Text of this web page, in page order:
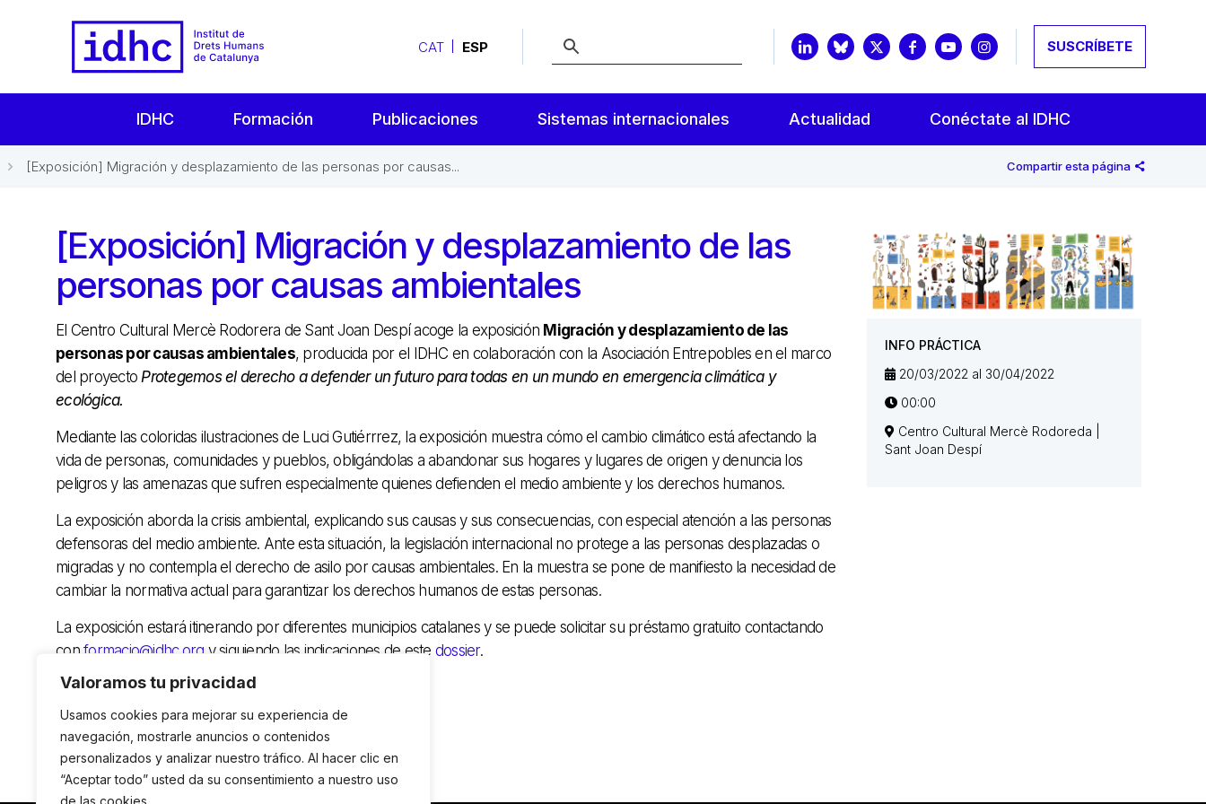
Valoramos tu privacidad
Usamos cookies para mejorar su experiencia de
navegación, mostrarle anuncios o contenidos
personalizados y analizar nuestro tráfico. Al hacer clic en
“Aceptar todo” usted da su consentimiento a nuestro uso
de las cookies.
CAT ESP SUSCRÍBETE
IDHC Formación Publicaciones Sistemas internacionales Actualidad Conéctate al IDHC
[Exposición] Migración y desplazamiento de las personas por causas... Compartir esta página
[Exposición] Migración y desplazamiento de las
personas por causas ambientales
El Centro Cultural Mercè Rodorera de Sant Joan Despí acoge la exposición Migración y desplazamiento de las
personas por causas ambientales, producida por el IDHC en colaboración con la Asociación Entrepobles en el marco
del proyecto Protegemos el derecho a defender un futuro para todas en un mundo en emergencia climática y
ecológica.
Mediante las coloridas ilustraciones de Luci Gutiérrrez, la exposición muestra cómo el cambio climático está afectando la
vida de personas, comunidades y pueblos, obligándolas a abandonar sus hogares y lugares de origen y denuncia los
peligros y las amenazas que sufren especialmente quienes defienden el medio ambiente y los derechos humanos.
La exposición aborda la crisis ambiental, explicando sus causas y sus consecuencias, con especial atención a las personas
defensoras del medio ambiente. Ante esta situación, la legislación internacional no protege a las personas desplazadas o
migradas y no contempla el derecho de asilo por causas ambientales. En la muestra se pone de manifiesto la necesidad de
cambiar la normativa actual para garantizar los derechos humanos de estas personas.
La exposición estará itinerando por diferentes municipios catalanes y se puede solicitar su préstamo gratuito contactando
con formacio@idhc.org y siguiendo las indicaciones de este dossier.
INFO PRÁCTICA
20/03/2022 al 30/04/2022
00:00
Centro Cultural Mercè Rodoreda |
Sant Joan Despí